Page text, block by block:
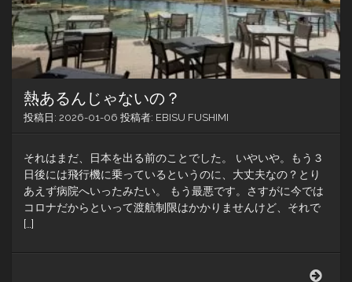
熱あるんじゃないの？
投稿日: 2026-01-06 投稿者: EBISU FUSHIMI
それはまだ、日本を出る前のことでした。 いやいや。もう３
日後には飛行機に乗っているというのに、大丈夫なの？とり
あえず病院へいったみたい。 もう最悪です。さすがに今では
コロナだからといって渡航制限はかかりませんけど、それで
[…]